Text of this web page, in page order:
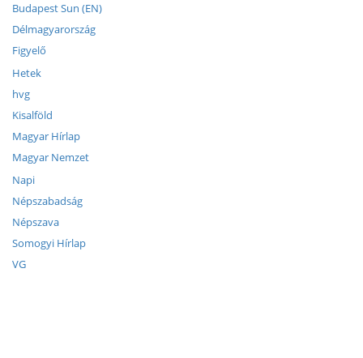
Budapest Sun (EN)
Délmagyarország
Figyelő
Hetek
hvg
Kisalföld
Magyar Hírlap
Magyar Nemzet
Napi
Népszabadság
Népszava
Somogyi Hírlap
VG